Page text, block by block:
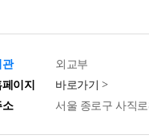
외교부
페이지
바로가기 >
서울 종로구 사직